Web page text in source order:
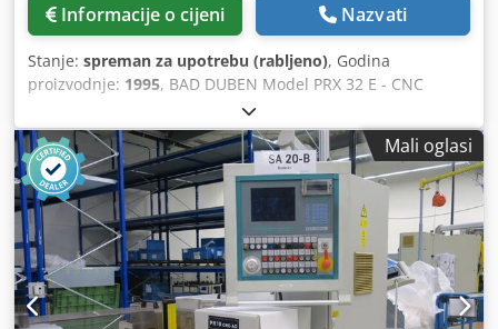
Informacije o cijeni Nazvati
Stanje: spreman za upotrebu (rabljeno), Godina
proizvodnje: 1995, BAD DUBEN Model PRX 32 E - CNC
Korišten - u izvrsnom stanju Bad Duben: cilindrični navojni
valjak s 2 matrice Dsdpfxsv Imqye Akvjck Marka: BAD
DUBEN Model: PRX 32 E - CNC Tip: Strojevi za narezivanje
navoja, Valjci za navoje, Cilindrična matrica Stanje:
Korišteno, dobro stanje Serijski broj: 17 Godina: 1995
Maksimalni pritisak kotrljanja: 16 T Promjer obratka: 6 - 24
mm. Duljina navoja: 200 mm. Promjer valjka: 195 mm.
Maksimalni nagib: 3 mm. Raspon brzina valjaka: 40-315
Promjer: 210 mm. Težina: 4.500 kg. Vidljivo u H.B.R. srl -
Calolziocorte (LC) - Italija
Mali oglasi